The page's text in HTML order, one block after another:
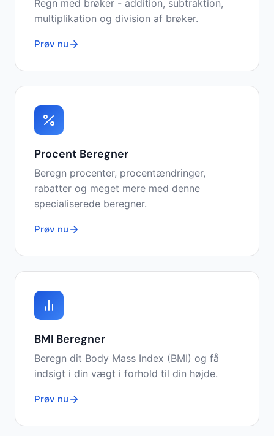
Regn med brøker - addition, subtraktion,
multiplikation og division af brøker.
Prøv nu
Procent Beregner
Beregn procenter, procentændringer,
rabatter og meget mere med denne
specialiserede beregner.
Prøv nu
BMI Beregner
Beregn dit Body Mass Index (BMI) og få
indsigt i din vægt i forhold til din højde.
Prøv nu